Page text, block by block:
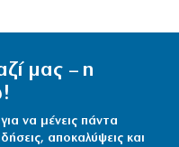
μας – η
να μένεις πάντα
αποκαλύψεις και